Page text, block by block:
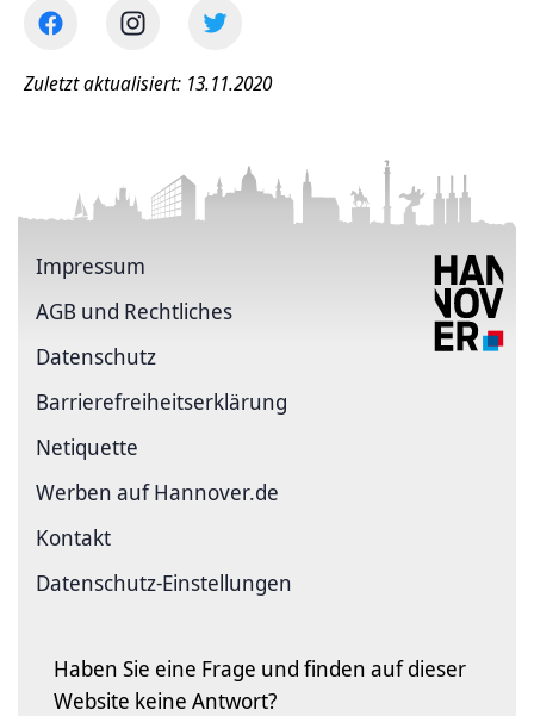
Zuletzt aktualisiert: 13.11.2020
Impressum
AGB und Rechtliches
Datenschutz
Barriere­freiheits­erklärung
Netiquette
Werben auf Hannover.de
Kontakt
Datenschutz-Einstellungen
Haben Sie eine Frage und finden auf dieser
Website keine Antwort?